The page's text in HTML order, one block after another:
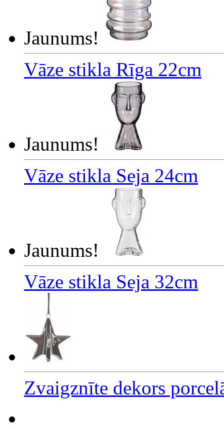
Jaunums!
Vāze stikla Rīga 22cm
Jaunums!
Vāze stikla Seja 24cm
Jaunums!
Vāze stikla Seja 32cm
Zvaigznīte dekors